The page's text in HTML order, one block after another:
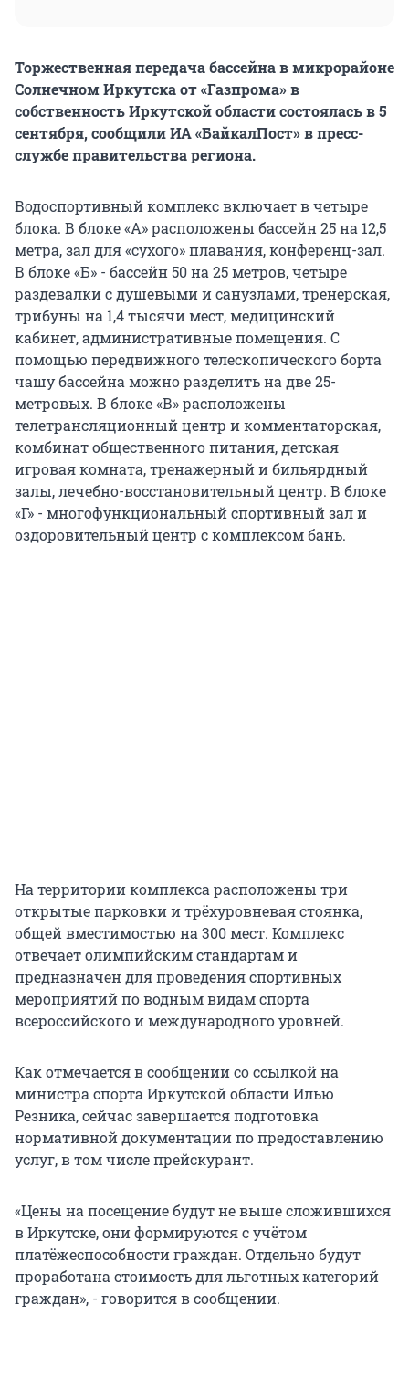
Торжественная передача бассейна в микрорайоне
Солнечном Иркутска от «Газпрома» в
собственность Иркутской области состоялась в 5
сентября, сообщили ИА «БайкалПост» в пресс-
службе правительства региона.
Водоспортивный комплекс включает в четыре
блока. В блоке «А» расположены бассейн 25 на 12,5
метра, зал для «сухого» плавания, конференц-зал.
В блоке «Б» - бассейн 50 на 25 метров, четыре
раздевалки с душевыми и санузлами, тренерская,
трибуны на 1,4 тысячи мест, медицинский
кабинет, административные помещения. С
помощью передвижного телескопического борта
чашу бассейна можно разделить на две 25-
метровых. В блоке «В» расположены
телетрансляционный центр и комментаторская,
комбинат общественного питания, детская
игровая комната, тренажерный и бильярдный
залы, лечебно-восстановительный центр. В блоке
«Г» - многофункциональный спортивный зал и
оздоровительный центр с комплексом бань.
На территории комплекса расположены три
открытые парковки и трёхуровневая стоянка,
общей вместимостью на 300 мест. Комплекс
отвечает олимпийским стандартам и
предназначен для проведения спортивных
мероприятий по водным видам спорта
всероссийского и международного уровней.
Как отмечается в сообщении со ссылкой на
министра спорта Иркутской области Илью
Резника, сейчас завершается подготовка
нормативной документации по предоставлению
услуг, в том числе прейскурант.
«Цены на посещение будут не выше сложившихся
в Иркутске, они формируются с учётом
платёжеспособности граждан. Отдельно будут
проработана стоимость для льготных категорий
граждан», - говорится в сообщении.